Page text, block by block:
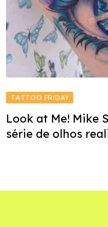
TATTOO FRIDAY
Look at Me! Mike
série de olhos